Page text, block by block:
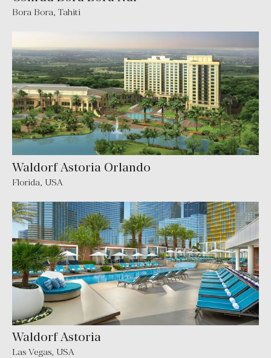
Bora Bora, Tahiti
Waldorf Astoria Orlando
Florida, USA
Waldorf Astoria
Las Vegas, USA